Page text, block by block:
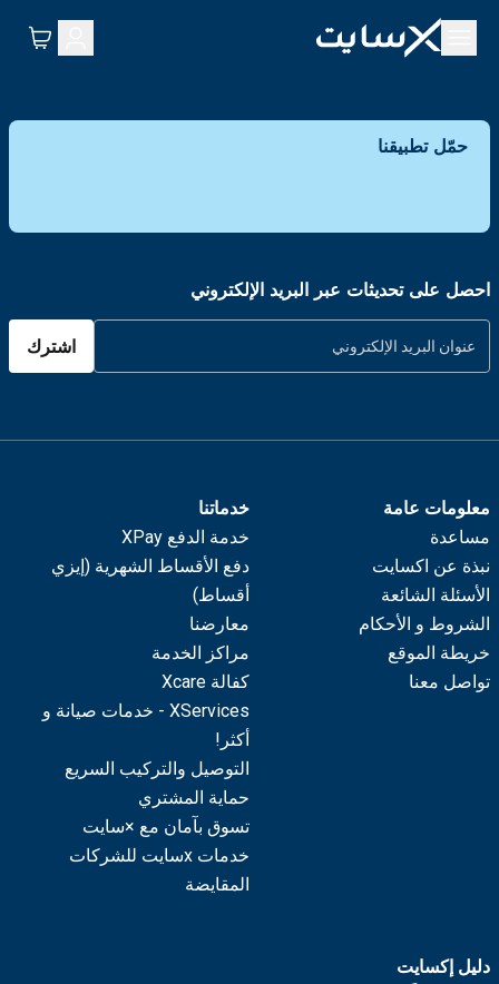
حمّل تطبيقنا
احصل على تحديثات عبر البريد الإلكتروني
اشترك
معلومات عامة
مساعدة
نبذة عن اكسايت
الأسئلة الشائعة
الشروط و الأحكام
خريطة الموقع
تواصل معنا
خدماتنا
خدمة الدفع XPay
دفع الأقساط الشهرية (إيزي
أقساط)
معارضنا
مراكز الخدمة
كفالة Xcare
XServices - خدمات صيانة و
أكثر!
التوصيل والتركيب السريع
حماية المشتري
تسوق بآمان مع ×سايت
خدمات xسايت للشركات
المقايضة
دليل إكسايت